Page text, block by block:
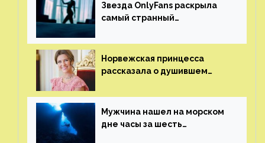
Звезда OnlyFans раскрыла
самый странный
от фаната
Норвежская принцесса
рассказала о душившем
генерала
Мужчина нашел на морском
дне часы за шесть